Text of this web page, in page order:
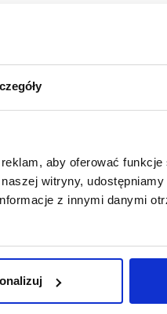
aby oferować funkcje
witryny, udostępniamy
z innymi danymi
Apsys Balagan
premium wzmacnia ofertę
otworzył się pierwszy